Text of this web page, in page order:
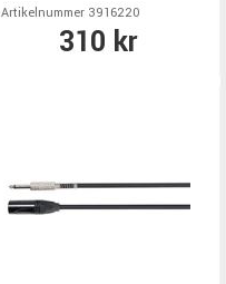
Artikelnummer 3916220
310 kr